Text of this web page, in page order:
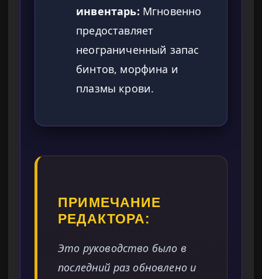
инвентарь: Мгновенно
предоставляет
неограниченный запас
бинтов, морфина и
плазмы крови.
ПРИМЕЧАНИЕ
РЕДАКТОРА:
Это руководство было в
последний раз обновлено и